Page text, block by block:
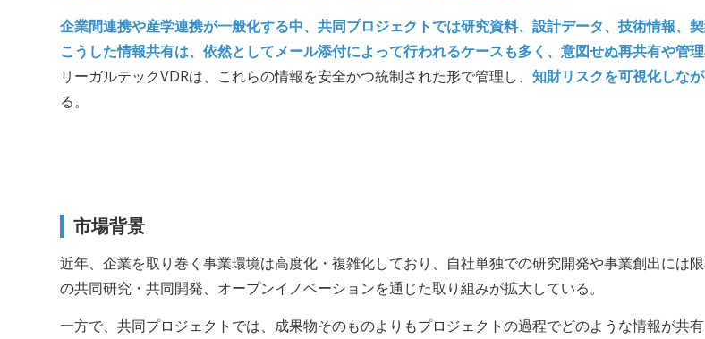
企業間連携や産学連携が一般化する中、共同プロジェクトでは研究資料、設計データ、技術情報、
こうした情報共有は、依然としてメール添付によって行われるケースも多く、意図せぬ再共有や管
リーガルテックVDRは、これらの情報を安全かつ統制された形で管理し、 知財リスクを可視化しな
る。
市場背景
近年、企業を取り巻く事業環境は高度化・複雑化しており、自社単独での研究開発や事業創出には
の共同研究・共同開発、オープンイノベーションを通じた取り組みが拡大している。
一方で、共同プロジェクトでは、成果物そのものよりもプロジェクトの過程でどのような情報が共